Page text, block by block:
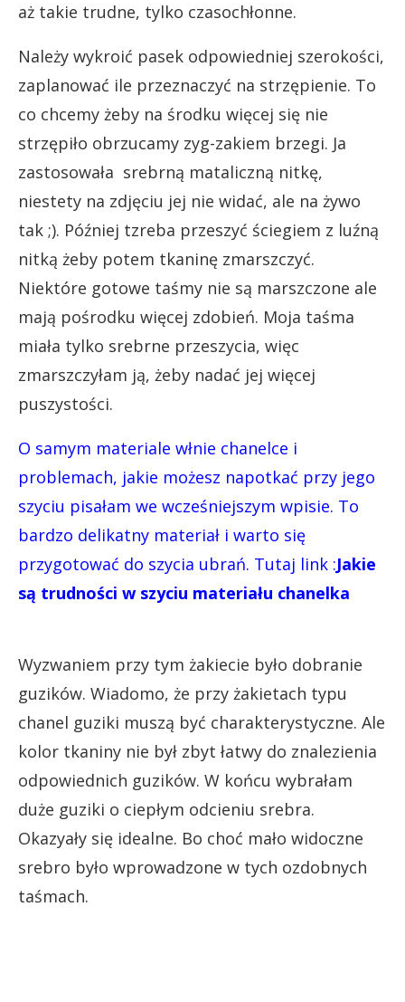
aż takie trudne, tylko czasochłonne.
Należy wykroić pasek odpowiedniej szerokości,
zaplanować ile przeznaczyć na strzępienie. To
co chcemy żeby na środku więcej się nie
strzępiło obrzucamy zyg-zakiem brzegi. Ja
zastosowała srebrną mataliczną nitkę,
niestety na zdjęciu jej nie widać, ale na żywo
tak ;). Później tzreba przeszyć ściegiem z luźną
nitką żeby potem tkaninę zmarszczyć.
Niektóre gotowe taśmy nie są marszczone ale
mają pośrodku więcej zdobień. Moja taśma
miała tylko srebrne przeszycia, więc
zmarszczyłam ją, żeby nadać jej więcej
puszystości.
O samym materiale włnie chanelce i
problemach, jakie możesz napotkać przy jego
szyciu pisałam we wcześniejszym wpisie. To
bardzo delikatny materiał i warto się
przygotować do szycia ubrań. Tutaj link :Jakie
są trudności w szyciu materiału chanelka
Wyzwaniem przy tym żakiecie było dobranie
guzików. Wiadomo, że przy żakietach typu
chanel guziki muszą być charakterystyczne. Ale
kolor tkaniny nie był zbyt łatwy do znalezienia
odpowiednich guzików. W końcu wybrałam
duże guziki o ciepłym odcieniu srebra.
Okazyały się idealne. Bo choć mało widoczne
srebro było wprowadzone w tych ozdobnych
taśmach.